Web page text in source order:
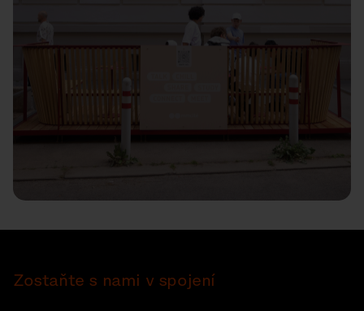
Zostaňte s nami v spojení